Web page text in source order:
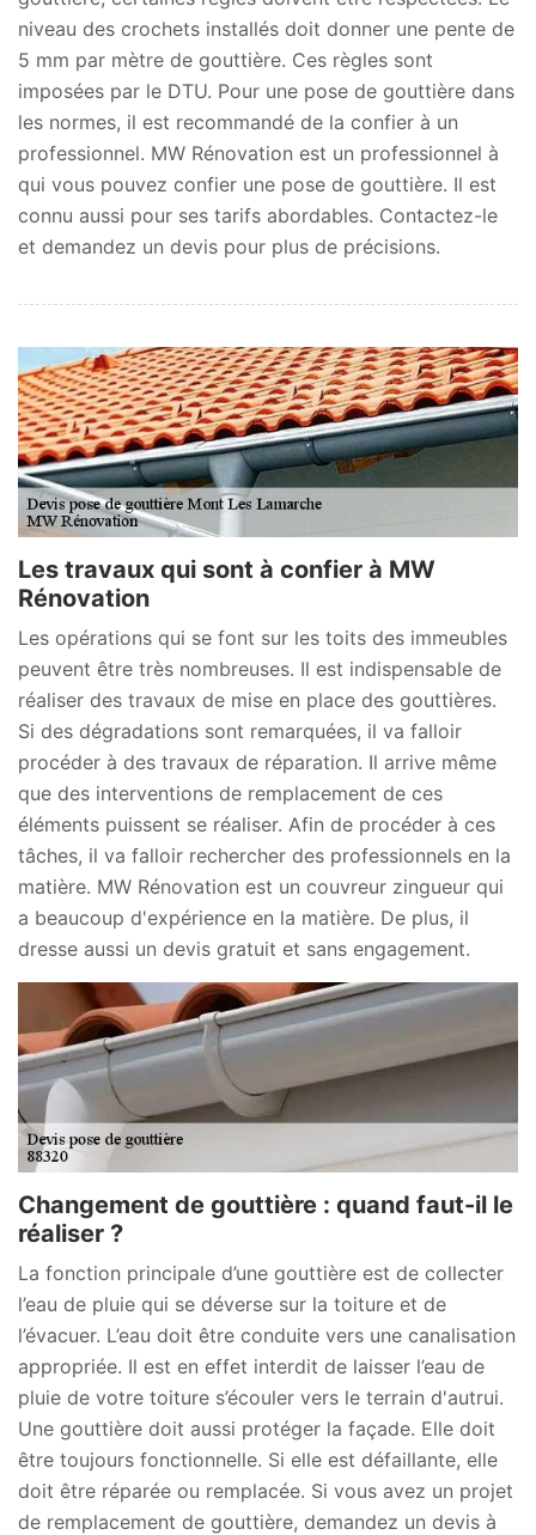
niveau des crochets installés doit donner une pente de
5 mm par mètre de gouttière. Ces règles sont
imposées par le DTU. Pour une pose de gouttière dans
les normes, il est recommandé de la confier à un
professionnel. MW Rénovation est un professionnel à
qui vous pouvez confier une pose de gouttière. Il est
connu aussi pour ses tarifs abordables. Contactez-le
et demandez un devis pour plus de précisions.
Les travaux qui sont à confier à MW
Rénovation
Les opérations qui se font sur les toits des immeubles
peuvent être très nombreuses. Il est indispensable de
réaliser des travaux de mise en place des gouttières.
Si des dégradations sont remarquées, il va falloir
procéder à des travaux de réparation. Il arrive même
que des interventions de remplacement de ces
éléments puissent se réaliser. Afin de procéder à ces
tâches, il va falloir rechercher des professionnels en la
matière. MW Rénovation est un couvreur zingueur qui
a beaucoup d'expérience en la matière. De plus, il
dresse aussi un devis gratuit et sans engagement.
Changement de gouttière : quand faut-il le
réaliser ?
La fonction principale d’une gouttière est de collecter
l’eau de pluie qui se déverse sur la toiture et de
l’évacuer. L’eau doit être conduite vers une canalisation
appropriée. Il est en effet interdit de laisser l’eau de
pluie de votre toiture s’écouler vers le terrain d'autrui.
Une gouttière doit aussi protéger la façade. Elle doit
être toujours fonctionnelle. Si elle est défaillante, elle
doit être réparée ou remplacée. Si vous avez un projet
de remplacement de gouttière, demandez un devis à